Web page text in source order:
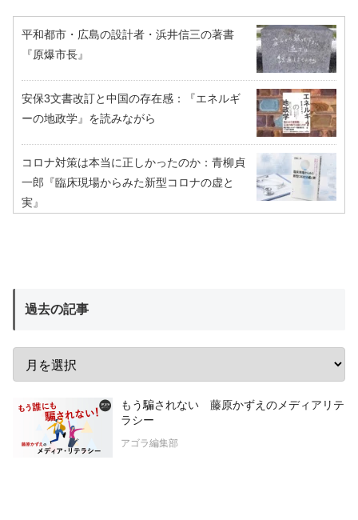
平和都市・広島の設計者・浜井信三の著書
『原爆市長』
安保3文書改訂と中国の存在感：『エネルギ
ーの地政学』を読みながら
コロナ対策は本当に正しかったのか：青柳貞
一郎『臨床現場からみた新型コロナの虚と
実』
過去の記事
もう騙されない 藤原かずえのメディアリテ
ラシー
アゴラ編集部